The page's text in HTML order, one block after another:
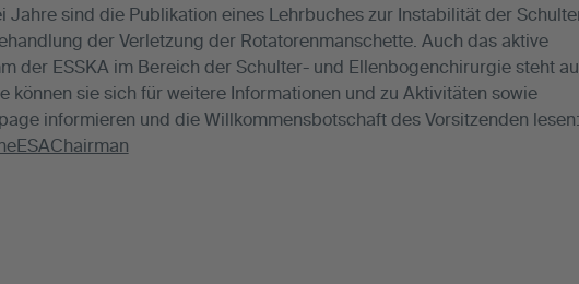
Jahre sind die Publikation eines Lehrbuches zur Instabilität der
der Verletzung der Rotatorenmanschette. Auch das aktive
der ESSKA im Bereich der Schulter- und Ellenbogenchirurgie steht
können sie sich für weitere Informationen und zu Aktivitäten sowie
informieren und die Willkommensbotschaft des Vorsitzenden lesen: